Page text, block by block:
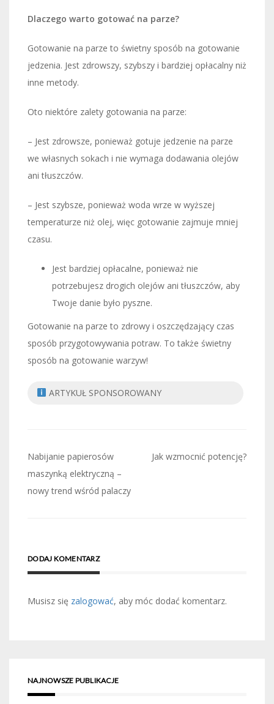
Dlaczego warto gotować na parze?
Gotowanie na parze to świetny sposób na gotowanie
jedzenia. Jest zdrowszy, szybszy i bardziej opłacalny niż
inne metody.
Oto niektóre zalety gotowania na parze:
– Jest zdrowsze, ponieważ gotuje jedzenie na parze
we własnych sokach i nie wymaga dodawania olejów
ani tłuszczów.
– Jest szybsze, ponieważ woda wrze w wyższej
temperaturze niż olej, więc gotowanie zajmuje mniej
czasu.
Jest bardziej opłacalne, ponieważ nie
potrzebujesz drogich olejów ani tłuszczów, aby
Twoje danie było pyszne.
Gotowanie na parze to zdrowy i oszczędzający czas
sposób przygotowywania potraw. To także świetny
sposób na gotowanie warzyw!
ARTYKUŁ SPONSOROWANY
Nawigacja
wpisu
Nabijanie papierosów
maszynką elektryczną –
nowy trend wśród palaczy
Jak wzmocnić potencję?
DODAJ KOMENTARZ
Musisz się zalogować, aby móc dodać komentarz.
NAJNOWSZE PUBLIKACJE